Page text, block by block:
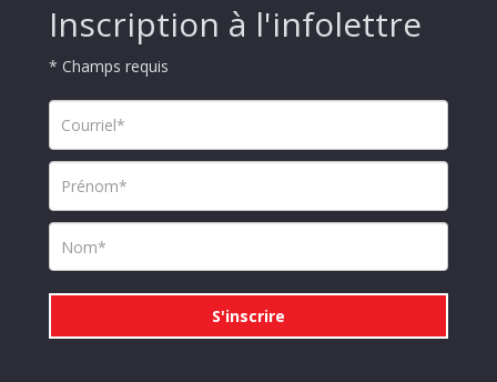
Inscription à l'infolettre
* Champs requis
S'inscrire